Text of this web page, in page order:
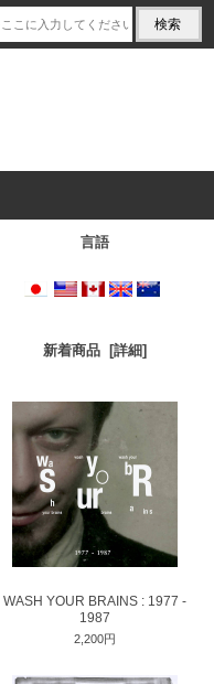
言語
新着商品 [詳細]
WASH YOUR BRAINS : 1977 -
1987
2,200円